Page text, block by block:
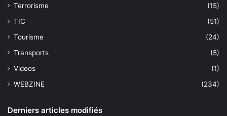
Terrorisme
(15)
TIC
(51)
Tourisme
(24)
Transports
(5)
Videos
(1)
WEBZINE
(234)
Derniers articles modifiés